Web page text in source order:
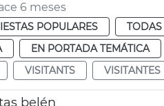
6 meses
POPULARES
EN PORTADA TEMÁTICA
VISITANTS VISITANTES
belén